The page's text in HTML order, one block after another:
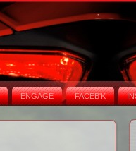
ENGAGE FACEB'K